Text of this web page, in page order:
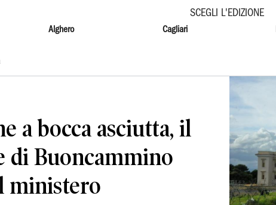
SCEGLI L'EDIZIONE
Alghero Cagliari
a bocca asciutta, il
di Buoncammino
ministero